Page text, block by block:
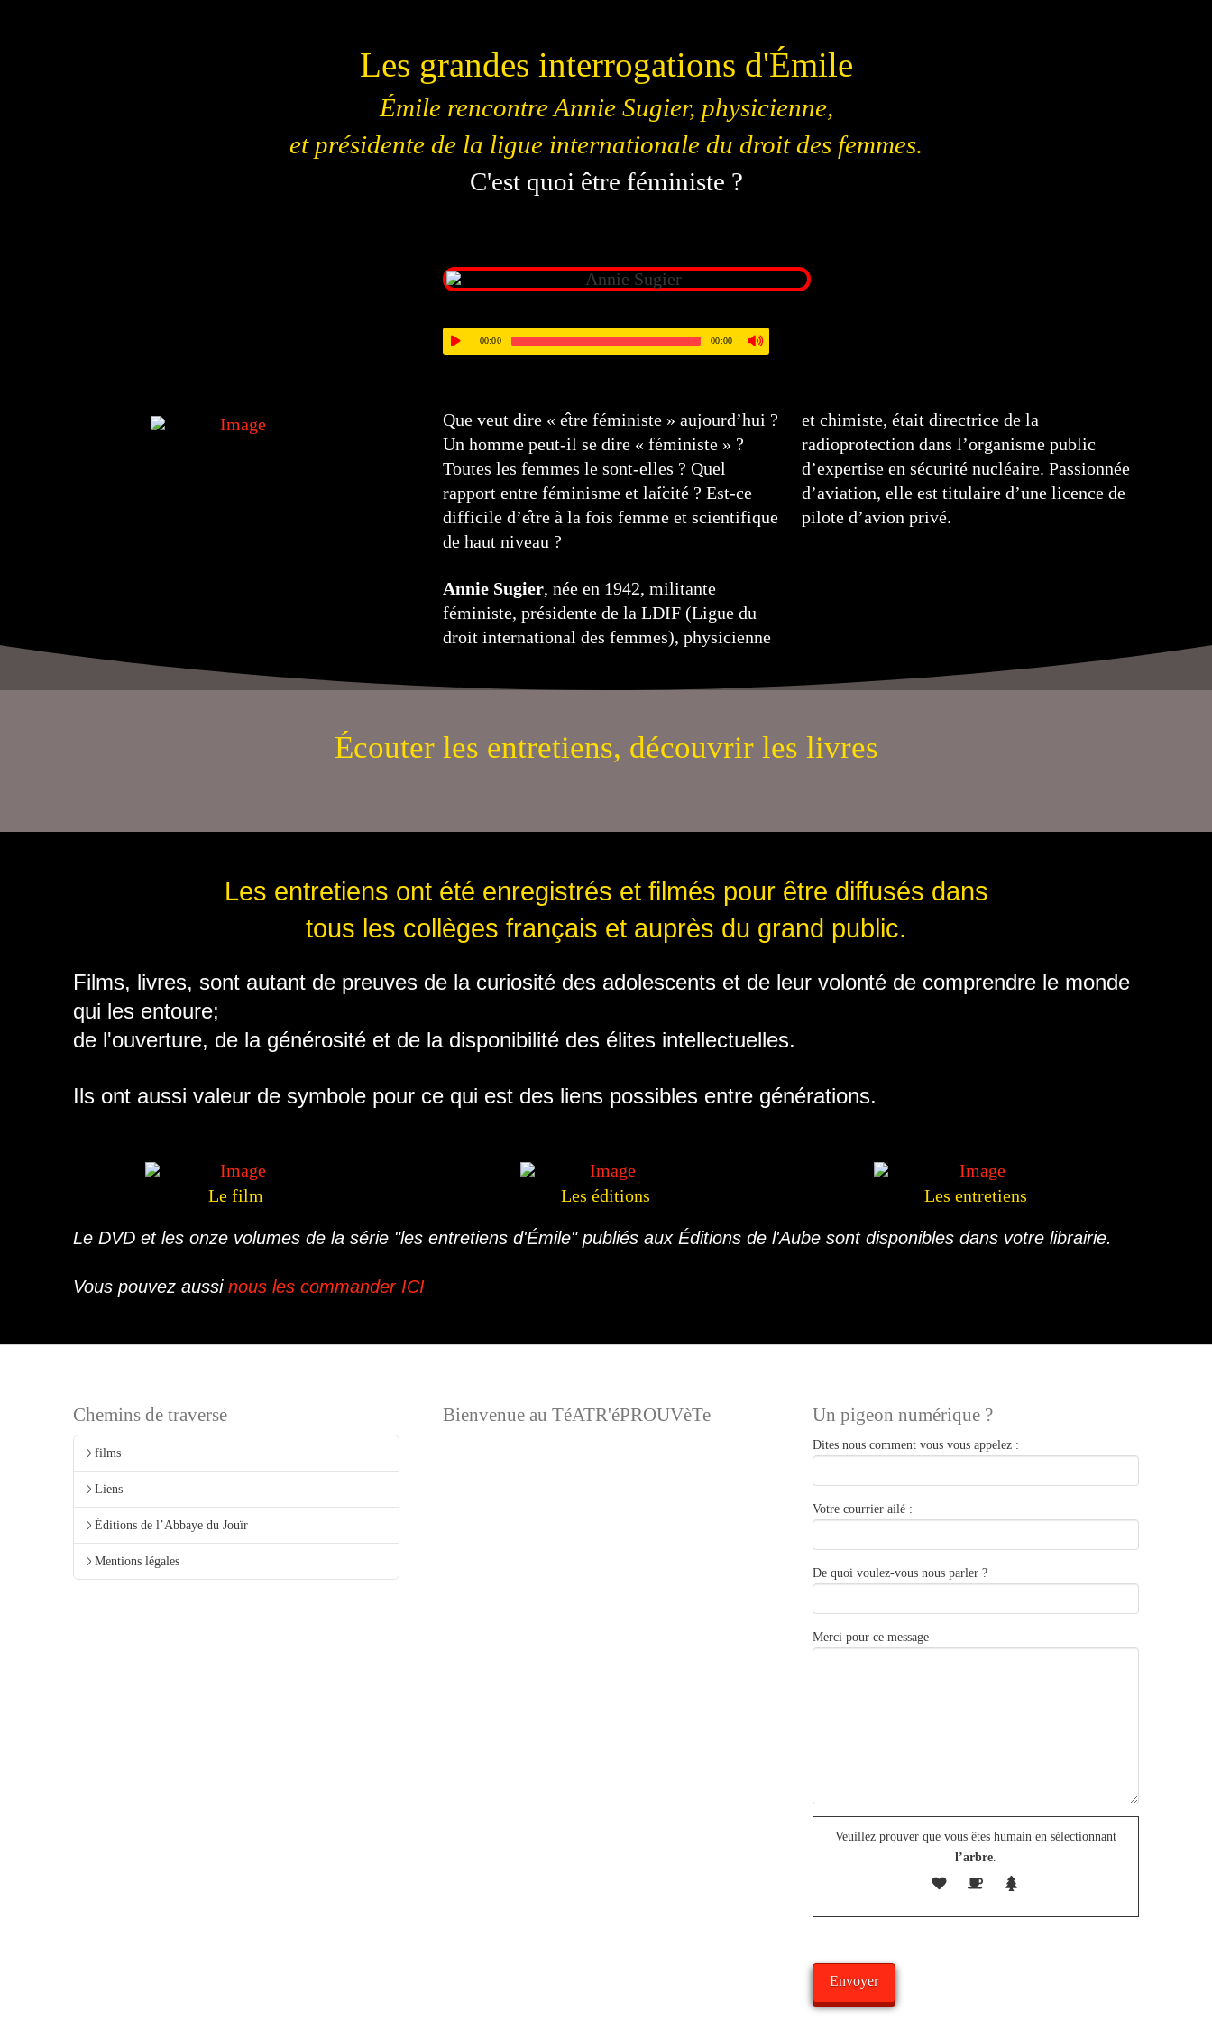
Les grandes interrogations d'Émile
Émile rencontre Annie Sugier, physicienne,
et présidente de la ligue internationale du droit des femmes.
C'est quoi être féministe ?
00:00 00:00
Que veut dire « etre féministe » aujourd’hui ?
Un homme peut-il se dire « féministe » ?
Toutes les femmes le sont-elles ? Quel
rapport entre féminisme et laicité ? Est-ce
difficile d’etre à la fois femme et scientifique
de haut niveau ?
Annie Sugier, née en 1942, militante
féministe, présidente de la LDIF (Ligue du
droit international des femmes), physicienne
et chimiste, était directrice de la
radioprotection dans l’organisme public
d’expertise en sécurité nucléaire. Passionnée
d’aviation, elle est titulaire d’une licence de
pilote d’avion privé.
Écouter les entretiens, découvrir les livres
Les entretiens ont été enregistrés et filmés pour être diffusés dans
tous les collèges français et auprès du grand public.
Films, livres, sont autant de preuves de la curiosité des adolescents et de leur volonté de comprendre le monde
qui les entoure;
de l'ouverture, de la générosité et de la disponibilité des élites intellectuelles.
Ils ont aussi valeur de symbole pour ce qui est des liens possibles entre générations.
Le film Les éditions Les entretiens
Le DVD et les onze volumes de la série "les entretiens d'Émile" publiés aux Éditions de l'Aube sont disponibles dans votre librairie.
Vous pouvez aussi nous les commander ICI
Chemins de traverse
films
Liens
Éditions de l’Abbaye du Jouïr
Mentions légales
Bienvenue au TéATR'éPROUVèTe Un pigeon numérique ?
Dites nous comment vous vous appelez :
Votre courrier ailé :
De quoi voulez-vous nous parler ?
Merci pour ce message
Veuillez prouver que vous êtes humain en sélectionnant
l’arbre.